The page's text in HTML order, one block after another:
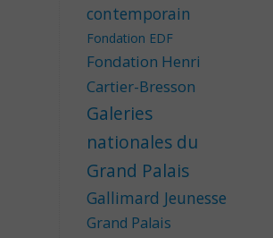
contemporain
Fondation EDF
Fondation Henri
Cartier-Bresson
Galeries
nationales du
Grand Palais
Gallimard Jeunesse
Grand Palais